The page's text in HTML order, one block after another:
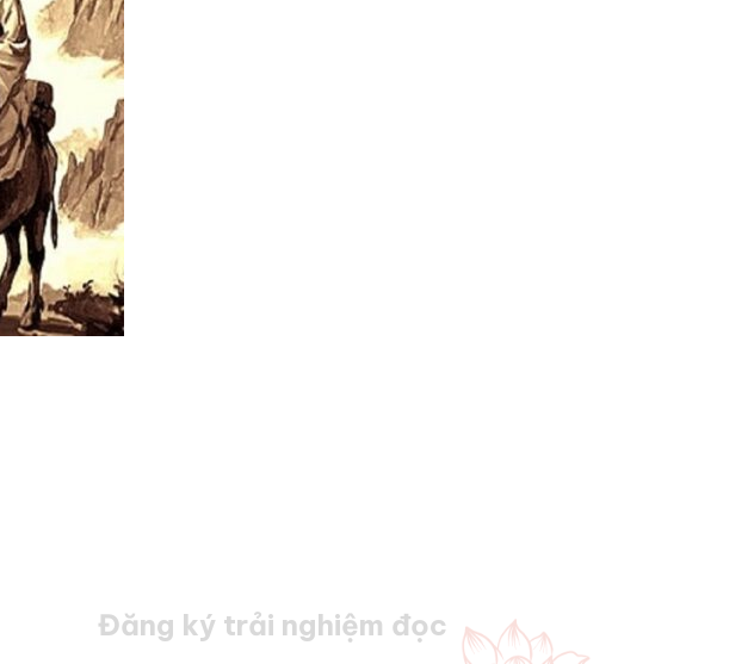
Đăng ký trải nghiệm đọc